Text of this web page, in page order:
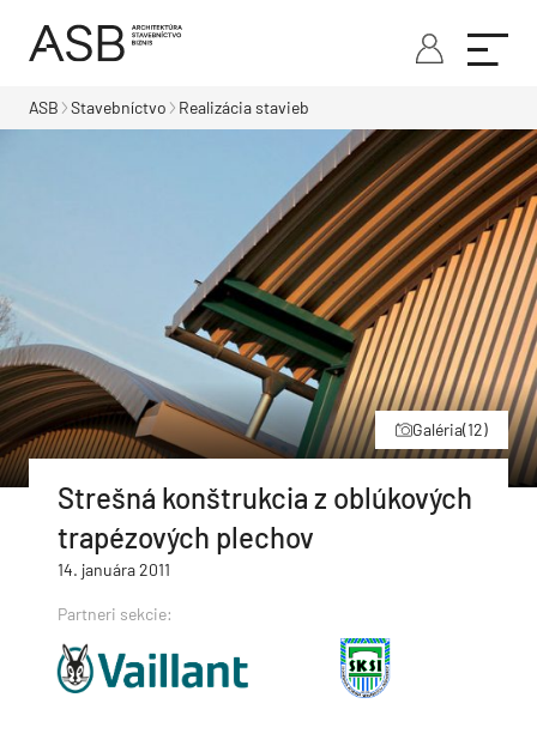
ASB Stavebníctvo Realizácia stavieb
Galéria(12)
Strešná konštrukcia z oblúkových
trapézových plechov
14. januára 2011
Partneri sekcie: